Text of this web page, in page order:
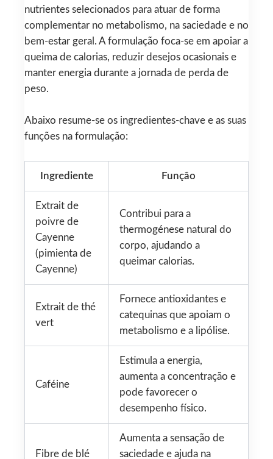
nutrientes selecionados para atuar de forma
complementar no metabolismo, na saciedade e no
bem-estar geral. A formulação foca-se em apoiar a
queima de calorias, reduzir desejos ocasionais e
manter energia durante a jornada de perda de
peso.
Abaixo resume-se os ingredientes-chave e as suas
funções na formulação:
Ingrediente Função
Extrait de
poivre de
Cayenne
(pimienta de
Cayenne)
Contribui para a
thermogénese natural do
corpo, ajudando a
queimar calorias.
Extrait de thé
vert
Fornece antioxidantes e
catequinas que apoiam o
metabolismo e a lipólise.
Caféine
Estimula a energia,
aumenta a concentração e
pode favorecer o
desempenho físico.
Fibre de blé
Aumenta a sensação de
saciedade e ajuda na